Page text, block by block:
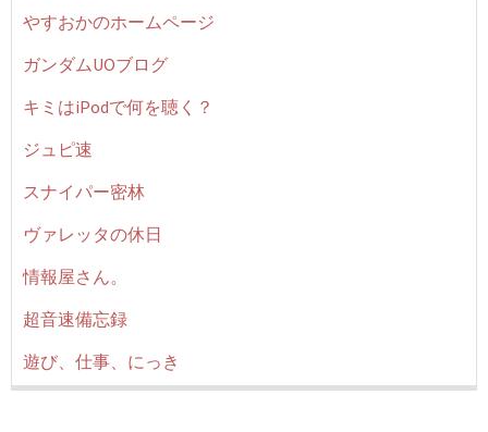
やすおかのホームページ
ガンダムUOブログ
キミはiPodで何を聴く？
ジュピ速
スナイパー密林
ヴァレッタの休日
情報屋さん。
超音速備忘録
遊び、仕事、にっき